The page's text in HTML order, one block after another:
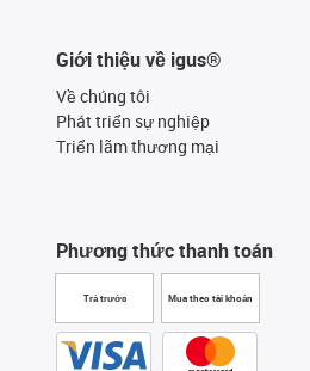
Giới thiệu về igus®
Về chúng tôi
Phát triển sự nghiệp
Triển lãm thương mại
Phương thức thanh toán
Trả trước Mua theo tài khoản